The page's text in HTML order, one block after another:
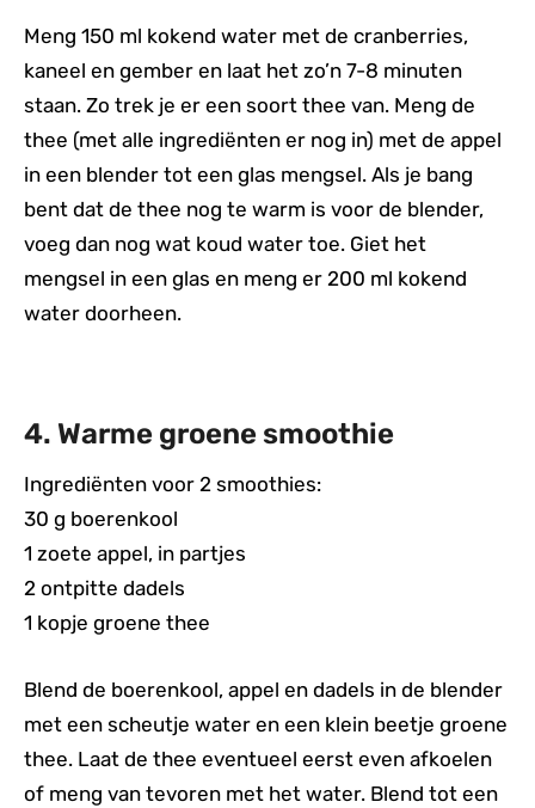
Meng 150 ml kokend water met de cranberries,
kaneel en gember en laat het zo’n 7-8 minuten
staan. Zo trek je er een soort thee van. Meng de
thee (met alle ingrediënten er nog in) met de appel
in een blender tot een glas mengsel. Als je bang
bent dat de thee nog te warm is voor de blender,
voeg dan nog wat koud water toe. Giet het
mengsel in een glas en meng er 200 ml kokend
water doorheen.
4. Warme groene smoothie
Ingrediënten voor 2 smoothies:
30 g boerenkool
1 zoete appel, in partjes
2 ontpitte dadels
1 kopje groene thee
Blend de boerenkool, appel en dadels in de blender
met een scheutje water en een klein beetje groene
thee. Laat de thee eventueel eerst even afkoelen
of meng van tevoren met het water. Blend tot een